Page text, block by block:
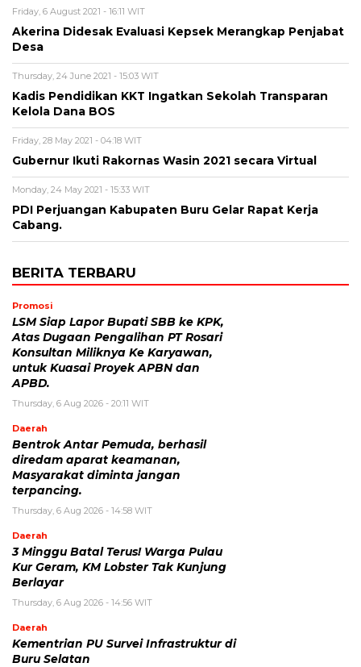
Friday, 6 August 2021 - 16:11 WIT
Akerina Didesak Evaluasi Kepsek Merangkap Penjabat
Desa
Thursday, 24 June 2021 - 15:03 WIT
Kadis Pendidikan KKT Ingatkan Sekolah Transparan
Kelola Dana BOS
Friday, 28 May 2021 - 04:18 WIT
Gubernur Ikuti Rakornas Wasin 2021 secara Virtual
Monday, 24 May 2021 - 15:33 WIT
PDI Perjuangan Kabupaten Buru Gelar Rapat Kerja
Cabang.
BERITA TERBARU
Promosi
LSM Siap Lapor Bupati SBB ke KPK,
Atas Dugaan Pengalihan PT Rosari
Konsultan Miliknya Ke Karyawan,
untuk Kuasai Proyek APBN dan
APBD.
Thursday, 6 Aug 2026 - 20:11 WIT
Daerah
Bentrok Antar Pemuda, berhasil
diredam aparat keamanan,
Masyarakat diminta jangan
terpancing.
Thursday, 6 Aug 2026 - 14:58 WIT
Daerah
3 Minggu Batal Terus! Warga Pulau
Kur Geram, KM Lobster Tak Kunjung
Berlayar
Thursday, 6 Aug 2026 - 14:56 WIT
Daerah
Kementrian PU Survei Infrastruktur di
Buru Selatan